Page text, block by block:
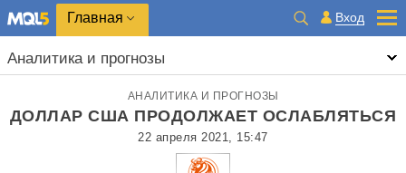
Главная Вход
Аналитика и прогнозы
АНАЛИТИКА И ПРОГНОЗЫ
ДОЛЛАР США ПРОДОЛЖАЕТ ОСЛАБЛЯТЬСЯ
22 апреля 2021, 15:47